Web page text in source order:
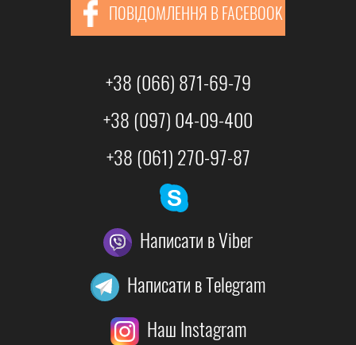
ПОВІДОМЛЕННЯ В FACEBOOK
+38 (066) 871-69-79
+38 (097) 04-09-400
+38 (061) 270-97-87
Написати в Viber
Написати в Telegram
Наш Instagram